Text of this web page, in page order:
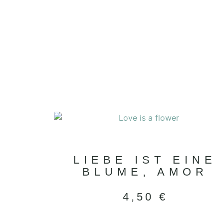
LIEBE IST EINE
BLUME, AMOR
4,50 €